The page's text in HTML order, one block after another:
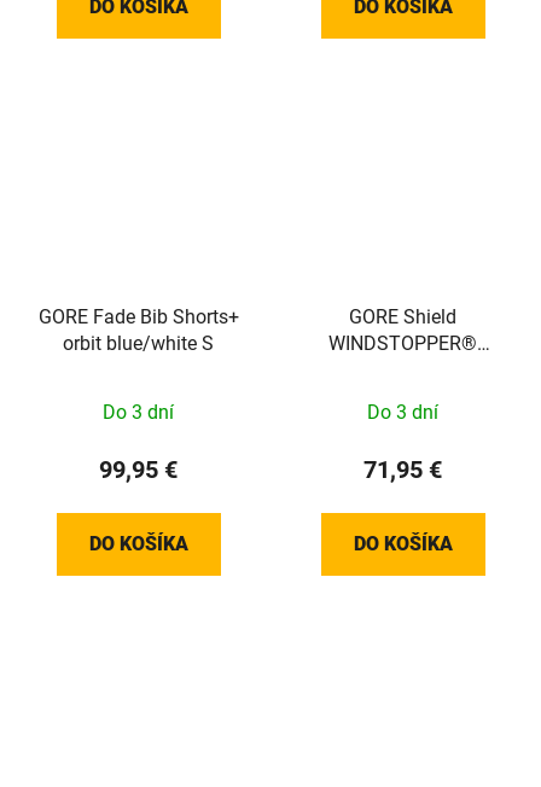
DO KOŠÍKA DO KOŠÍKA
GORE Fade Bib Shorts+
orbit blue/white S
Do 3 dní
99,95 €
DO KOŠÍKA
GORE Shield
WINDSTOPPER®
Do 3 dní
71,95 €
DO KOŠÍKA